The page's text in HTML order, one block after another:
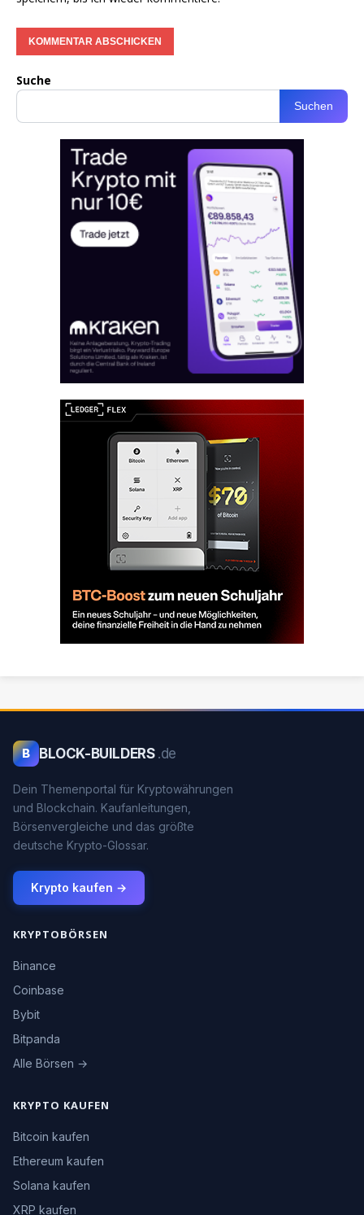
Suche
Suchen
B BLOCK-BUILDERS .de
Dein Themenportal für Kryptowährungen
und Blockchain. Kaufanleitungen,
Börsenvergleiche und das größte
deutsche Krypto-Glossar.
Krypto kaufen →
KRYPTOBÖRSEN
Binance
Coinbase
Bybit
Bitpanda
Alle Börsen →
KRYPTO KAUFEN
Bitcoin kaufen
Ethereum kaufen
Solana kaufen
XRP kaufen